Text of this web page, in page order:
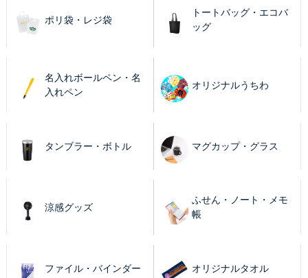
ポリ袋・レジ袋
トートバッグ・エコバ
ッグ
名入れボールペン・名
入れペン
オリジナルうちわ
タンブラー・ボトル マグカップ・グラス
涼感グッズ
ふせん・ノート・メモ
帳
ファイル・バインダー オリジナルタオル